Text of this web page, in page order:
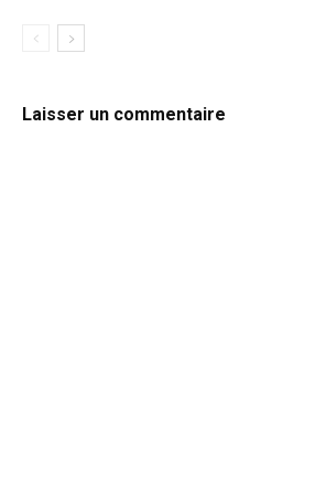
Laisser un commentaire